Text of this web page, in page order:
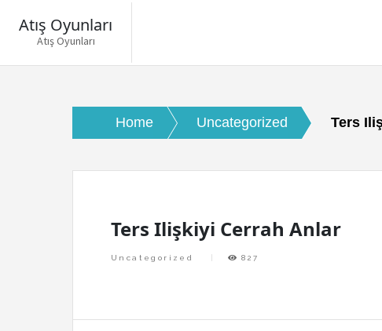
Atış Oyunları
Atış Oyunları
Home Uncategorized Ters
Ters Ilişkiyi Cerrah Anlar
Uncategorized 827